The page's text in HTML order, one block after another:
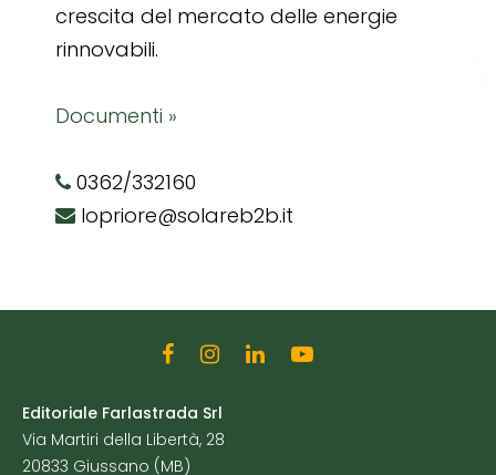
crescita del mercato delle energie
rinnovabili.
Documenti »
0362/332160
lopriore@solareb2b.it
Editoriale Farlastrada Srl
Via Martiri della Libertà, 28
20833 Giussano (MB)